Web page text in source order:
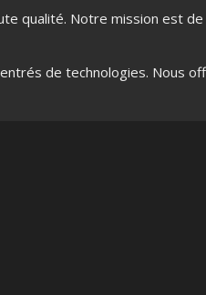
qualité. Notre mission est
de technologies. Nous